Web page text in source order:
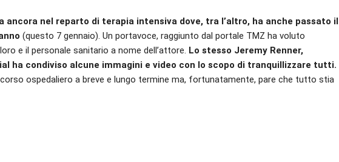
ancora nel reparto di terapia intensiva dove, tra l’altro, ha anche passato il
(questo 7 gennaio). Un portavoce, raggiunto dal portale TMZ ha voluto
e il personale sanitario a nome dell’attore. Lo stesso Jeremy Renner,
ha condiviso alcune immagini e video con lo scopo di tranquillizzare tutti.
ospedaliero a breve e lungo termine ma, fortunatamente, pare che tutto stia